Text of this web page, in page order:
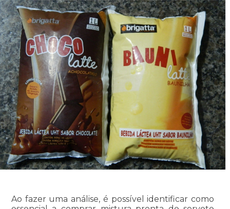
Ao fazer uma análise, é possível identificar como